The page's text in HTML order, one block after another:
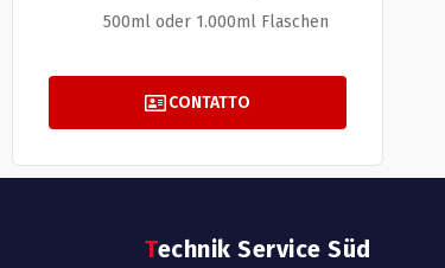
500ml oder 1.000ml Flaschen
CONTATTO
Technik Service Süd